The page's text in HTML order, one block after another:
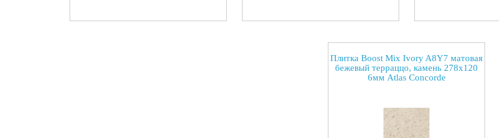
Плитка Boost Mix Ivory A8Y7 матовая
бежевый терраццо, камень 278x120
6мм Atlas Concorde